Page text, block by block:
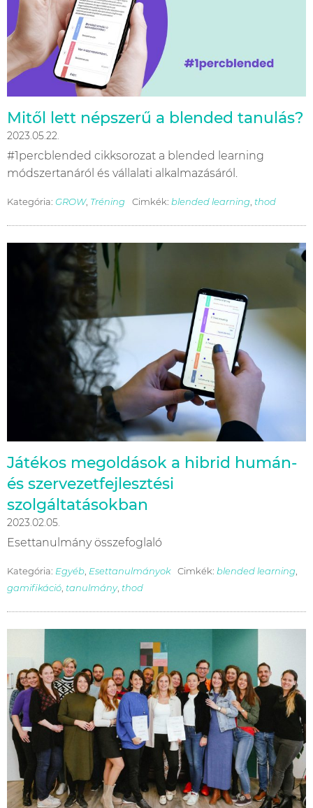
Mitől lett népszerű a blended tanulás?
2023.05.22.
#1percblended cikksorozat a blended learning
módszertanáról és vállalati alkalmazásáról.
Kategória: GROW, Tréning Cimkék: blended learning thod
Játékos megoldások a hibrid humán-
és szervezetfejlesztési
szolgáltatásokban
2023.02.05.
Esettanulmány összefoglaló
Kategória: Egyéb, Esettanulmányok Cimkék: blended learning,
gamifikáció, tanulmány, thod